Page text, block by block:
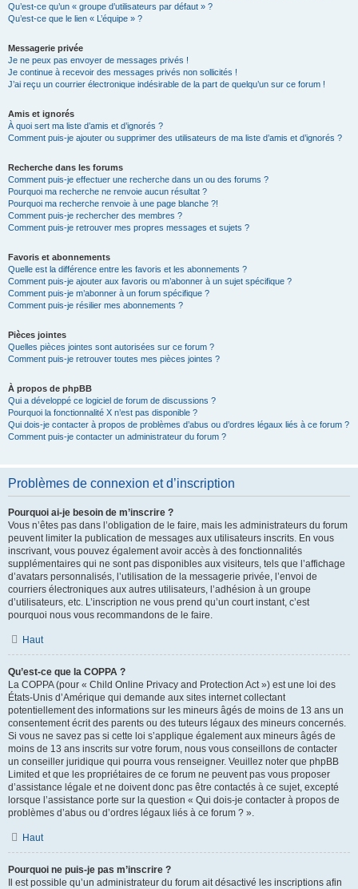
Qu’est-ce qu’un « groupe d’utilisateurs par défaut » ?
Qu’est-ce que le lien « L’équipe » ?
Messagerie privée
Je ne peux pas envoyer de messages privés !
Je continue à recevoir des messages privés non sollicités !
J’ai reçu un courrier électronique indésirable de la part de quelqu’un sur ce forum !
Amis et ignorés
À quoi sert ma liste d’amis et d’ignorés ?
Comment puis-je ajouter ou supprimer des utilisateurs de ma liste d’amis et d’ignorés ?
Recherche dans les forums
Comment puis-je effectuer une recherche dans un ou des forums ?
Pourquoi ma recherche ne renvoie aucun résultat ?
Pourquoi ma recherche renvoie à une page blanche ?!
Comment puis-je rechercher des membres ?
Comment puis-je retrouver mes propres messages et sujets ?
Favoris et abonnements
Quelle est la différence entre les favoris et les abonnements ?
Comment puis-je ajouter aux favoris ou m’abonner à un sujet spécifique ?
Comment puis-je m’abonner à un forum spécifique ?
Comment puis-je résilier mes abonnements ?
Pièces jointes
Quelles pièces jointes sont autorisées sur ce forum ?
Comment puis-je retrouver toutes mes pièces jointes ?
À propos de phpBB
Qui a développé ce logiciel de forum de discussions ?
Pourquoi la fonctionnalité X n’est pas disponible ?
Qui dois-je contacter à propos de problèmes d’abus ou d’ordres légaux liés à ce forum ?
Comment puis-je contacter un administrateur du forum ?
Problèmes de connexion et d’inscription
Pourquoi ai-je besoin de m’inscrire ?
Vous n’êtes pas dans l’obligation de le faire, mais les administrateurs du forum
peuvent limiter la publication de messages aux utilisateurs inscrits. En vous
inscrivant, vous pouvez également avoir accès à des fonctionnalités
supplémentaires qui ne sont pas disponibles aux visiteurs, tels que l’affichage
d’avatars personnalisés, l’utilisation de la messagerie privée, l’envoi de
courriers électroniques aux autres utilisateurs, l’adhésion à un groupe
d’utilisateurs, etc. L’inscription ne vous prend qu’un court instant, c’est
pourquoi nous vous recommandons de le faire.
Haut
Qu’est-ce que la COPPA ?
La COPPA (pour « Child Online Privacy and Protection Act ») est une loi des
États-Unis d’Amérique qui demande aux sites internet collectant
potentiellement des informations sur les mineurs âgés de moins de 13 ans un
consentement écrit des parents ou des tuteurs légaux des mineurs concernés.
Si vous ne savez pas si cette loi s’applique également aux mineurs âgés de
moins de 13 ans inscrits sur votre forum, nous vous conseillons de contacter
un conseiller juridique qui pourra vous renseigner. Veuillez noter que phpBB
Limited et que les propriétaires de ce forum ne peuvent pas vous proposer
d’assistance légale et ne doivent donc pas être contactés à ce sujet, excepté
lorsque l’assistance porte sur la question « Qui dois-je contacter à propos de
problèmes d’abus ou d’ordres légaux liés à ce forum ? ».
Haut
Pourquoi ne puis-je pas m’inscrire ?
Il est possible qu’un administrateur du forum ait désactivé les inscriptions afin